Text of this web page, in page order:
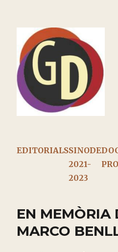
EDITORIALSSINODE
2021-
2023
EN MEMÒRIA
MARCO